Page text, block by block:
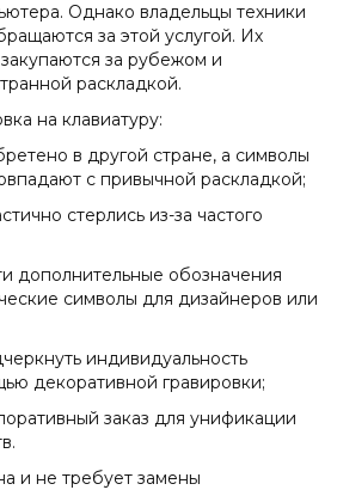
Однако владельцы техники
за этой услугой. Их
за рубежом и
раскладкой.
на клавиатуру:
в другой стране, а символы
с привычной раскладкой;
стерлись из-за частого
дополнительные обозначения
символы для дизайнеров или
индивидуальность
декоративной гравировки;
заказ для унификации
и не требует замены